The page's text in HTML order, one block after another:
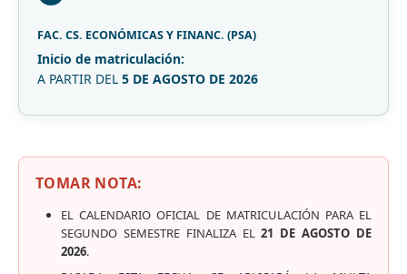
FAC. CS. ECONÓMICAS Y FINANC. (PSA)
Inicio de matriculación:
A PARTIR DEL 5 DE AGOSTO DE 2026
TOMAR NOTA:
EL CALENDARIO OFICIAL DE MATRICULACIÓN PARA EL
SEGUNDO SEMESTRE FINALIZA EL21 DE AGOSTO DE
2026.